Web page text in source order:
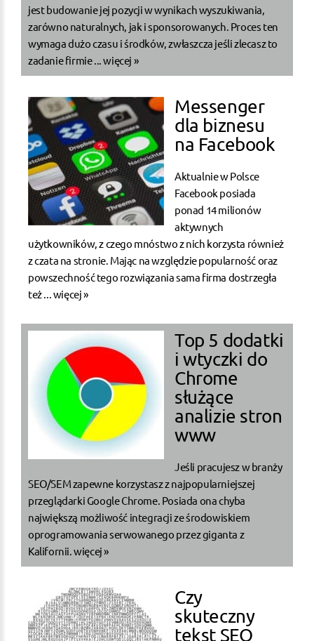
jest budowanie jej pozycji w wynikach wyszukiwania,
zarówno naturalnych, jak i sponsorowanych. Proces ten
wymaga dużo czasu i środków, zwłaszcza jeśli zlecasz to
zadanie firmie ...więcej »
Messenger
dla biznesu
na Facebook
Aktualnie w Polsce
Facebook posiada
ponad 14 milionów
aktywnych
użytkowników, z czego mnóstwo z nich korzysta również
z czata na stronie. Mając na względzie popularność oraz
powszechność tego rozwiązania sama firma dostrzegła
też ... więcej »
Top 5 dodatki
i wtyczki do
Chrome
służące
analizie stron
www
Jeśli pracujesz w branży
SEO/SEM zapewne korzystasz z najpopularniejszej
przeglądarki Google Chrome. Posiada ona chyba
największą możliwość integracji ze środowiskiem
oprogramowania serwowanego przez giganta z
Kalifornii.więcej »
Czy
skuteczny
tekst SEO